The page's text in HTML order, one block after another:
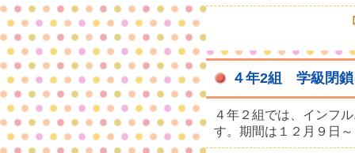
４年2組 学級閉鎖
４年２組では、インフ
す。期間は１２月９日